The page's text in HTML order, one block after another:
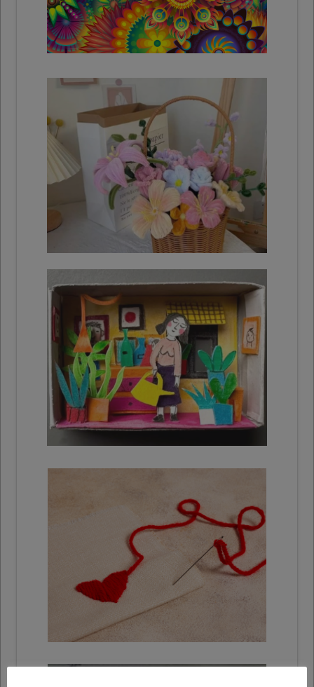
Fleurs en cure-pipes
Marche à suivre
Maisons en carton
Exemples
Broderie sur colle chaude
Marche à suivre